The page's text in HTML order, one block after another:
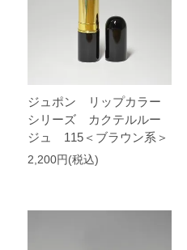
ジュポン リップカラー
シリーズ カクテルルー
ジュ 115＜ブラウン系＞
2,200円(税込)